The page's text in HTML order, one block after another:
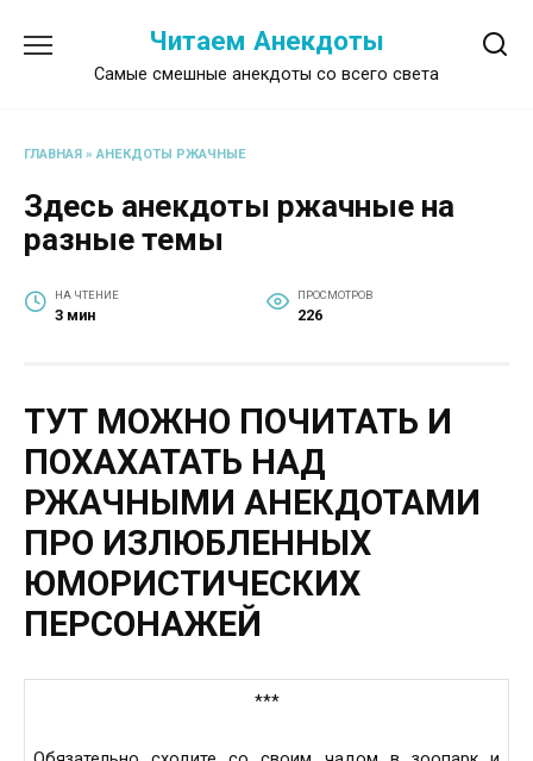
содержанию
Читаем Анекдоты
Самые смешные анекдоты со всего света
ГЛАВНАЯ »АНЕКДОТЫ РЖАЧНЫЕ
Здесь анекдоты ржачные на
разные темы
НА ЧТЕНИЕ
3 мин
ПРОСМОТРОВ
226
ТУТ МОЖНО ПОЧИТАТЬ И
ПОХАХАТАТЬ НАД
РЖАЧНЫМИ АНЕКДОТАМИ
ПРО ИЗЛЮБЛЕННЫХ
ЮМОРИСТИЧЕСКИХ
ПЕРСОНАЖЕЙ
***